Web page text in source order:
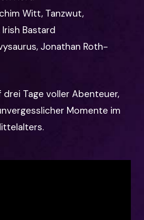
Witt, Tanzwut,
Irish Bastard
Jonathan Roth-
drei Tage voller Abenteuer,
Momente im